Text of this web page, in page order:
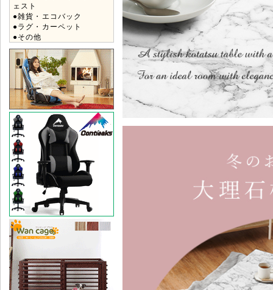
ェスト
●雑貨・エコバック
●ラグ・カーペット
●その他